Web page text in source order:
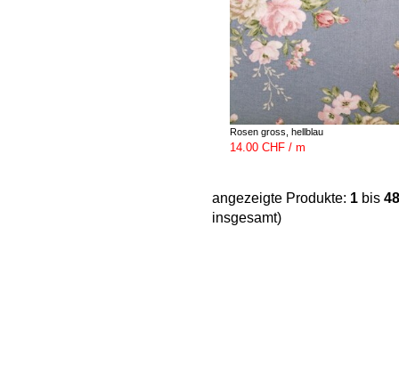
Rosen gross, hellblau
14.00 CHF / m
angezeigte Produkte: 1 bis 48
insgesamt)